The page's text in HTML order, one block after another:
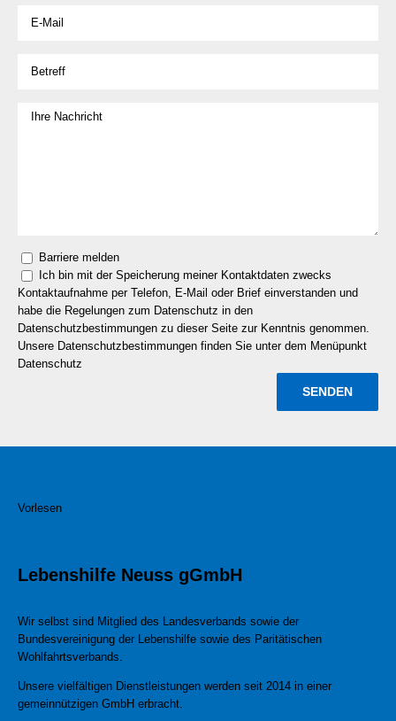
Barriere melden
Ich bin mit der Speicherung meiner Kontaktdaten zwecks
Kontaktaufnahme per Telefon, E-Mail oder Brief einverstanden und
habe die Regelungen zum Datenschutz in den
Datenschutzbestimmungen zu dieser Seite zur Kenntnis genommen.
Unsere Datenschutzbestimmungen finden Sie unter dem Menüpunkt
Datenschutz
Vorlesen
Lebenshilfe Neuss gGmbH
Wir selbst sind Mitglied des Landesverbands sowie der
Bundesvereinigung der Lebenshilfe sowie des Paritätischen
Wohlfahrtsverbands.
Unsere vielfältigen Dienstleistungen werden seit 2014 in einer
gemeinnützigen GmbH erbracht.